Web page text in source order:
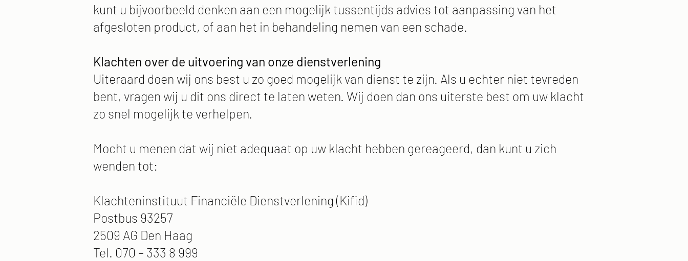
kunt u bijvoorbeeld denken aan een mogelijk tussentijds advies tot aanpassing van het
afgesloten product, of aan het in behandeling nemen van een schade.
Klachten over de uitvoering van onze dienstverlening
Uiteraard doen wij ons best u zo goed mogelijk van dienst te zijn. Als u echter niet tevreden
bent, vragen wij u dit ons direct te laten weten. Wij doen dan ons uiterste best om uw klacht
zo snel mogelijk te verhelpen.
Mocht u menen dat wij niet adequaat op uw klacht hebben gereageerd, dan kunt u zich
wenden tot:
Klachteninstituut Financiële Dienstverlening (Kifid)
Postbus 93257
2509 AG Den Haag
Tel. 070 – 333 8 999